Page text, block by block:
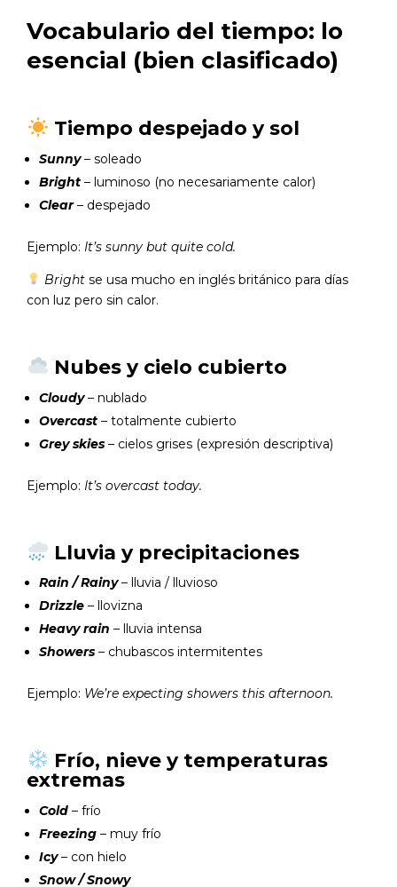
Vocabulario del tiempo: lo
esencial (bien clasificado)
Tiempo despejado y sol
Sunny– soleado
Bright – luminoso (no necesariamente calor)
Clear– despejado
Ejemplo: It’s sunny but quite cold.
Brightse usa mucho en inglés británico para días
con luz pero sin calor.
Nubes y cielo cubierto
Cloudy– nublado
Overcast – totalmente cubierto
Grey skies – cielos grises (expresión descriptiva)
Ejemplo: It’s overcast today.
Lluvia y precipitaciones
Rain / Rainy – lluvia / lluvioso
Drizzle – llovizna
Heavy rain – lluvia intensa
Showers – chubascos intermitentes
Ejemplo: We’re expecting showers this afternoon.
Frío, nieve y temperaturas
extremas
Cold – frío
Freezing – muy frío
Icy – con hielo
Snow / Snowy